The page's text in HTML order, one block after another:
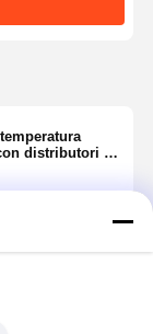
distributori di